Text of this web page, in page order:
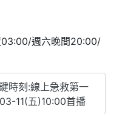
03:00/週六晚間20:00/
時刻:線上急救第一
11(五)10:00首播